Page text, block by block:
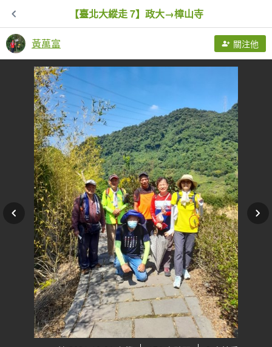
【臺北大縱走 7】政大→樟山寺
黃萬富 關注他